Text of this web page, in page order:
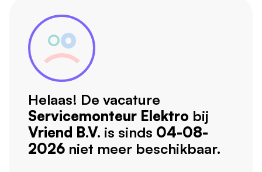
Helaas! De vacature
Servicemonteur Elektro bij
Vriend B.V. is sinds 04-08-
2026 niet meer beschikbaar.